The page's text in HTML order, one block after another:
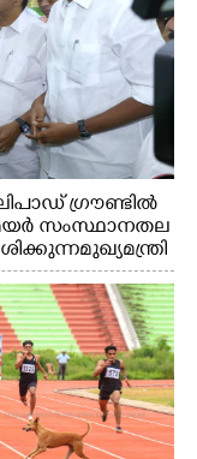
ഗ്രൗണ്ടിൽ
സംസ്ഥാനതല
മുഖ്യമന്ത്രി
സമീപം